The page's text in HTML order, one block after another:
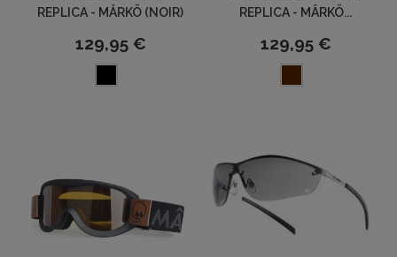
REPLICA - MÂRKÖ (NOIR)
129,95 €
REPLICA - MÂRKÖ...
129,95 €